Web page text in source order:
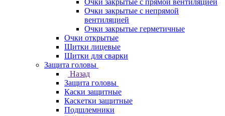
Очки закрытые с прямой вентиляцией
Очки закрытые с непрямой
вентиляцией
Очки закрытые герметичные
Очки открытые
Щитки лицевые
Щитки для сварки
Защита головы
Назад
Защита головы
Каски защитные
Каскетки защитные
Подшлемники